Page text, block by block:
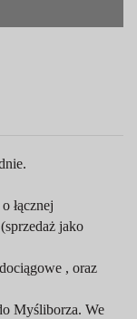
łącznej
jako
, oraz
Myśliborza. We